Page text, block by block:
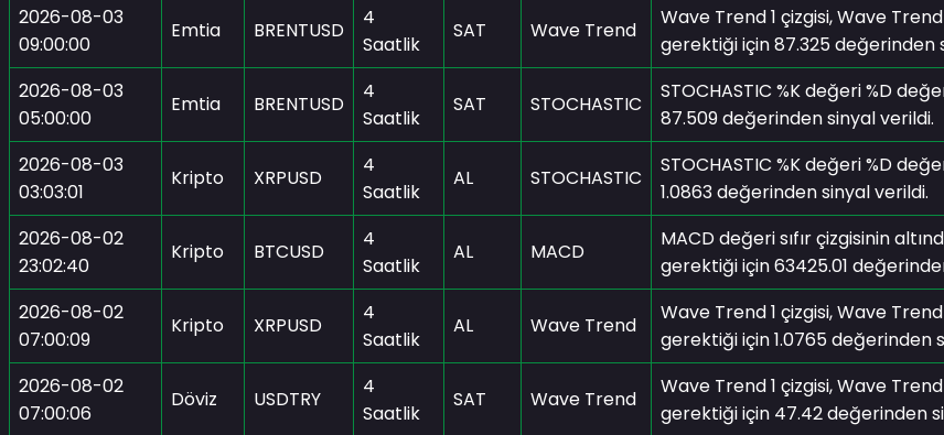
2026-08-03
09:00:00
Emtia BRENTUSD
4
Saatlik
SAT Wave Trend
Wave Trend 1 çizgisi, Wave
gerektiği için 87.325 değerinden
2026-08-03
05:00:00
Emtia BRENTUSD
4
Saatlik
SAT STOCHASTIC
STOCHASTIC %K değeri %D
87.509 değerinden sinyal verildi.
2026-08-03
03:03:01
Kripto XRPUSD
4
Saatlik
AL STOCHASTIC
STOCHASTIC %K değeri %D
1.0863 değerinden sinyal verildi.
2026-08-02
23:02:40
Kripto BTCUSD
4
Saatlik
AL MACD
MACD değeri sıfır çizgisinin
gerektiği için 63425.01
2026-08-02
07:00:09
Kripto XRPUSD
4
Saatlik
AL Wave Trend
Wave Trend 1 çizgisi, Wave
gerektiği için 1.0765 değerinden
2026-08-02
07:00:06
Döviz USDTRY
4
Saatlik
SAT Wave Trend
Wave Trend 1 çizgisi, Wave
gerektiği için 47.42 değerinden